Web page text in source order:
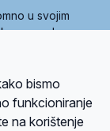
u svojim
udruge
Family of
članica, među
bismo
funkcioniranje
na korištenje